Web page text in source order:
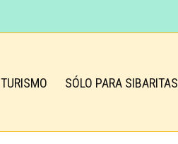
TURISMO SÓLO PARA SIBARITAS